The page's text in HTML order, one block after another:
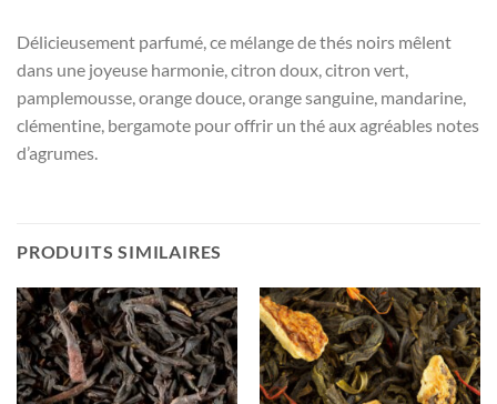
Délicieusement parfumé, ce mélange de thés noirs mêlent
dans une joyeuse harmonie, citron doux, citron vert,
pamplemousse, orange douce, orange sanguine, mandarine,
clémentine, bergamote pour offrir un thé aux agréables notes
d’agrumes.
PRODUITS SIMILAIRES